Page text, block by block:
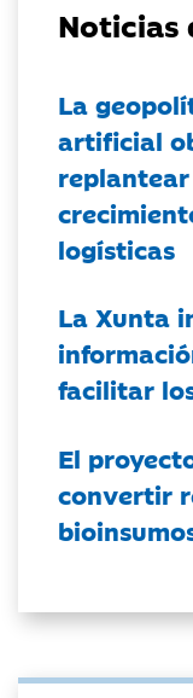
Noticias
La
artificial
logísticas
La Xunta
facilitar
El
convertir